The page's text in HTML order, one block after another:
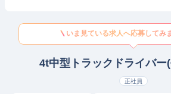
いま見ている求人へ応募してみ
4t中型トラックドライバー
正社員